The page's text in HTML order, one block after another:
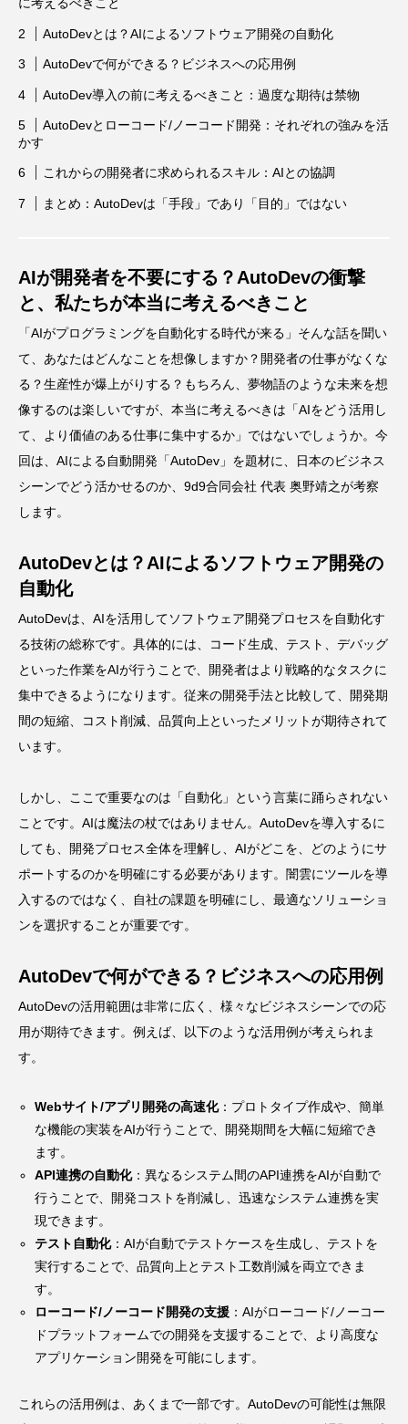
に考えるべきこと
AutoDevとは？AIによるソフトウェア開発の自動化
AutoDevで何ができる？ビジネスへの応用例
AutoDev導入の前に考えるべきこと：過度な期待は禁物
AutoDevとローコード/ノーコード開発：それぞれの強みを活
かす
これからの開発者に求められるスキル：AIとの協調
まとめ：AutoDevは「手段」であり「目的」ではない
AIが開発者を不要にする？AutoDevの衝撃
と、私たちが本当に考えるべきこと
「AIがプログラミングを自動化する時代が来る」そんな話を聞い
て、あなたはどんなことを想像しますか？開発者の仕事がなくな
る？生産性が爆上がりする？もちろん、夢物語のような未来を想
像するのは楽しいですが、本当に考えるべきは「AIをどう活用し
て、より価値のある仕事に集中するか」ではないでしょうか。今
回は、AIによる自動開発「AutoDev」を題材に、日本のビジネス
シーンでどう活かせるのか、9d9合同会社 代表 奥野靖之が考察
します。
AutoDevとは？AIによるソフトウェア開発の
自動化
AutoDevは、AIを活用してソフトウェア開発プロセスを自動化す
る技術の総称です。具体的には、コード生成、テスト、デバッグ
といった作業をAIが行うことで、開発者はより戦略的なタスクに
集中できるようになります。従来の開発手法と比較して、開発期
間の短縮、コスト削減、品質向上といったメリットが期待されて
います。
しかし、ここで重要なのは「自動化」という言葉に踊らされない
ことです。AIは魔法の杖ではありません。AutoDevを導入するに
しても、開発プロセス全体を理解し、AIがどこを、どのようにサ
ポートするのかを明確にする必要があります。闇雲にツールを導
入するのではなく、自社の課題を明確にし、最適なソリューショ
ンを選択することが重要です。
AutoDevで何ができる？ビジネスへの応用例
AutoDevの活用範囲は非常に広く、様々なビジネスシーンでの応
用が期待できます。例えば、以下のような活用例が考えられま
す。
Webサイト/アプリ開発の高速化：プロトタイプ作成や、簡単
な機能の実装をAIが行うことで、開発期間を大幅に短縮でき
ます。
API連携の自動化：異なるシステム間のAPI連携をAIが自動で
行うことで、開発コストを削減し、迅速なシステム連携を実
現できます。
テスト自動化：AIが自動でテストケースを生成し、テストを
実行することで、品質向上とテスト工数削減を両立できま
す。
ローコード/ノーコード開発の支援 ：AIがローコード/ノーコー
ドプラットフォームでの開発を支援することで、より高度な
アプリケーション開発を可能にします。
これらの活用例は、あくまで一部です。AutoDevの可能性は無限